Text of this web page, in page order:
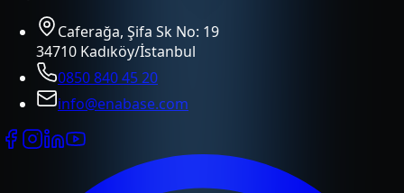
Caferağa, Şifa Sk No: 19
34710 Kadıköy/İstanbul
0850 840 45 20
info@enabase.com